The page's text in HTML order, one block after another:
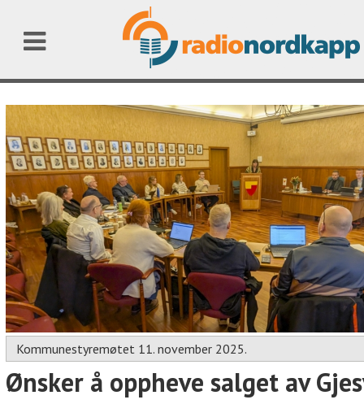
Kommunestyremøtet 11. november 2025.
Ønsker å oppheve salget av